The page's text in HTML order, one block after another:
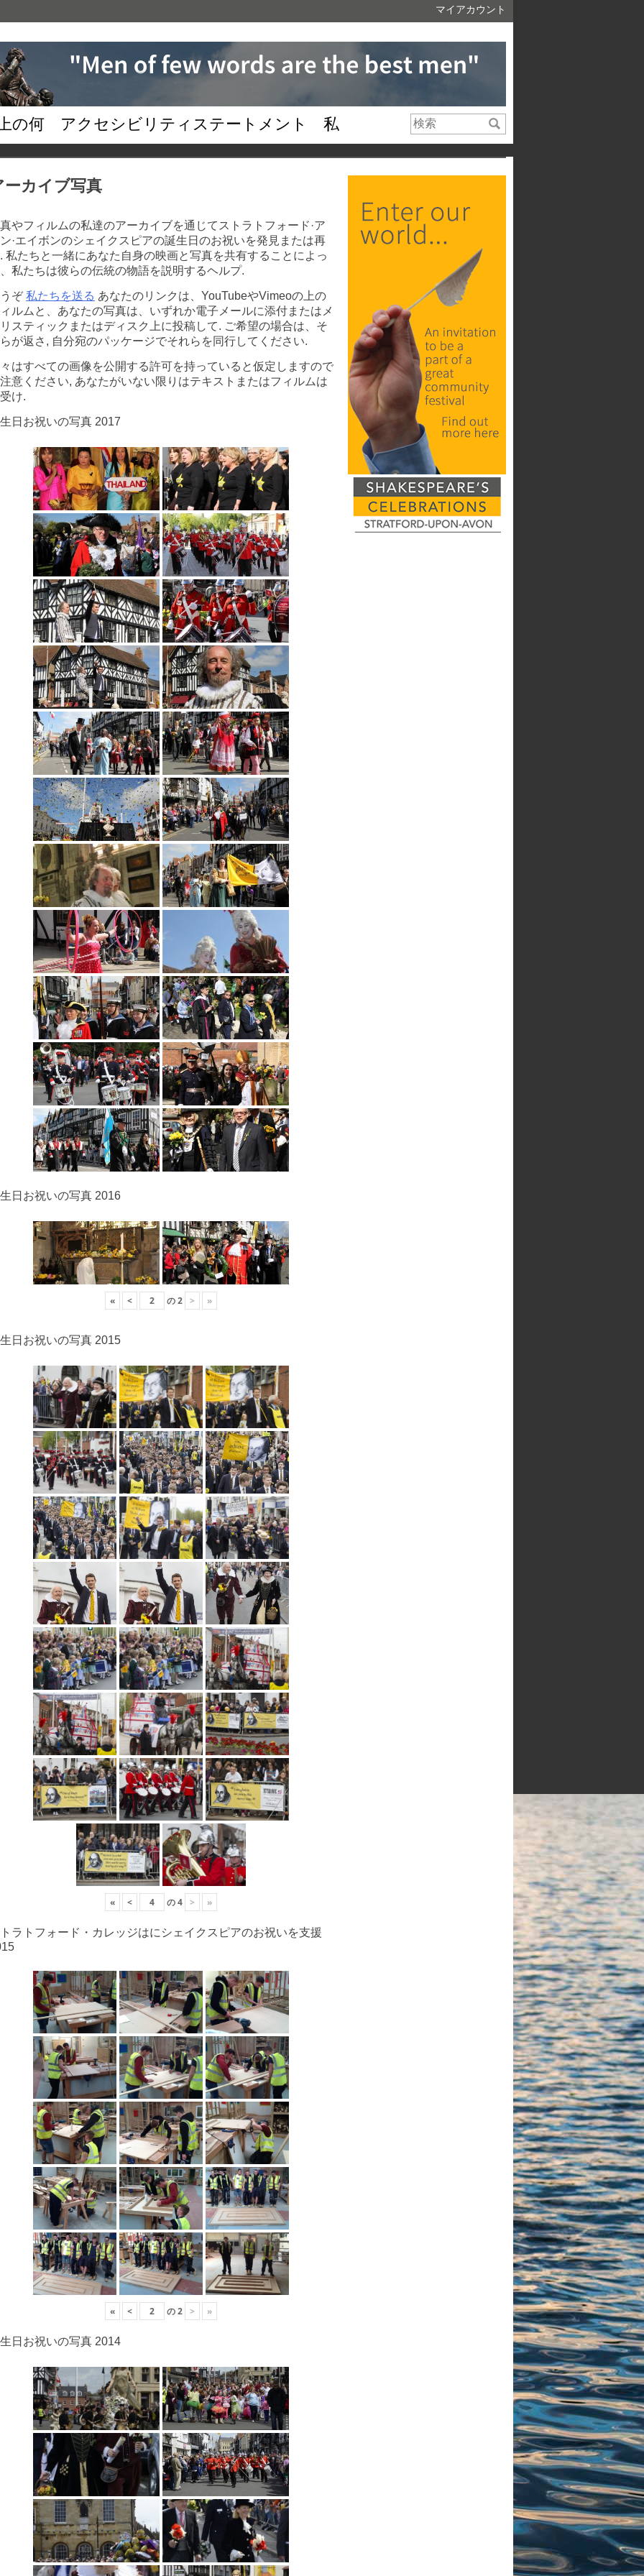
マイアカウント
の何 アクセシビリティステートメント 私
ーカイブ写真
やフィルムの私達のアーカイブを通じてストラトフォード·ア
·エイボンのシェイクスピアの誕生日のお祝いを発見または再
私たちと一緒にあなた自身の映画と写真を共有することによっ
私たちは彼らの伝統の物語を説明するヘルプ.
ぞ私たちを送る あなたのリンクは、YouTubeやVimeoの上の
ルムと、あなたの写真は、いずれか電子メールに添付またはメ
スティックまたはディスク上に投稿して. ご希望の場合は、そ
が返さ, 自分宛のパッケージでそれらを同行してください.
はすべての画像を公開する許可を持っていると仮定しますので
意ください, あなたがいない限りはテキストまたはフィルムは
け.
日お祝いの写真 2017
日お祝いの写真 2016
« < の2 > »
日お祝いの写真 2015
« < の4 > »
ラトフォード・カレッジはにシェイクスピアのお祝いを支援
« < の2 > »
日お祝いの写真 2014